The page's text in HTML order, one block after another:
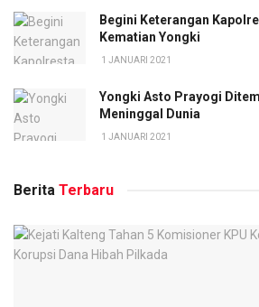
Begini Keterangan
Kematian Yongki
1 JANUARI 2021
Yongki Asto Prayogi
Meninggal Dunia
1 JANUARI 2021
Berita Terbaru